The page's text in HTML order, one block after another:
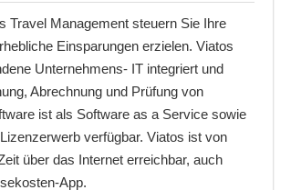
Travel Management steuern Sie Ihre
Einsparungen erzielen. Viatos
Unternehmens- IT integriert und
Abrechnung und Prüfung von
ist als Software as a Service sowie
verfügbar. Viatos ist von
über das Internet erreichbar, auch
App.